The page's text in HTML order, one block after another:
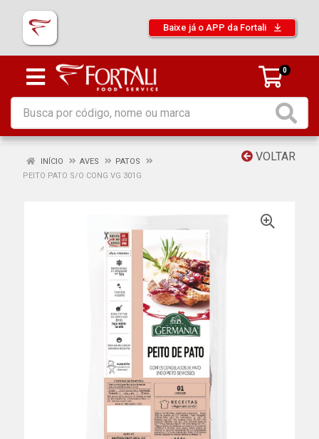
Baixe já o APP da Fortali
0
VOLTAR
INÍCIO AVES
PATOS
PEITO PATO S/O CONG VG 301G